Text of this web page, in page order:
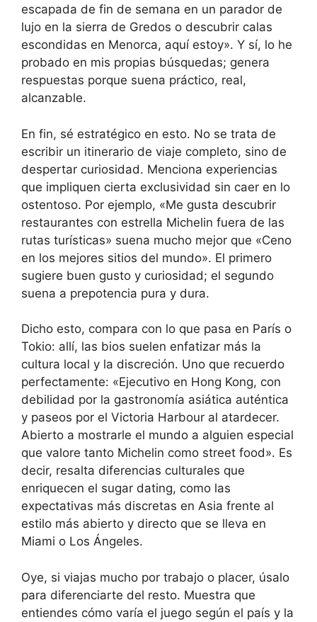
escapada de fin de semana en un parador de
lujo en la sierra de Gredos o descubrir calas
escondidas en Menorca, aquí estoy». Y sí, lo he
probado en mis propias búsquedas; genera
respuestas porque suena práctico, real,
alcanzable.
En fin, sé estratégico en esto. No se trata de
escribir un itinerario de viaje completo, sino de
despertar curiosidad. Menciona experiencias
que impliquen cierta exclusividad sin caer en lo
ostentoso. Por ejemplo, «Me gusta descubrir
restaurantes con estrella Michelin fuera de las
rutas turísticas» suena mucho mejor que «Ceno
en los mejores sitios del mundo». El primero
sugiere buen gusto y curiosidad; el segundo
suena a prepotencia pura y dura.
Dicho esto, compara con lo que pasa en París o
Tokio: allí, las bios suelen enfatizar más la
cultura local y la discreción. Uno que recuerdo
perfectamente: «Ejecutivo en Hong Kong, con
debilidad por la gastronomía asiática auténtica
y paseos por el Victoria Harbour al atardecer.
Abierto a mostrarle el mundo a alguien especial
que valore tanto Michelin como street food». Es
decir, resalta diferencias culturales que
enriquecen el sugar dating, como las
expectativas más discretas en Asia frente al
estilo más abierto y directo que se lleva en
Miami o Los Ángeles.
Oye, si viajas mucho por trabajo o placer, úsalo
para diferenciarte del resto. Muestra que
entiendes cómo varía el juego según el país y la